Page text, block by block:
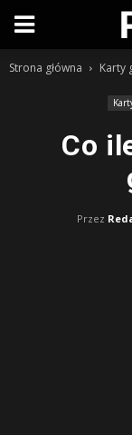
Strona główna Karty
Co
Przez